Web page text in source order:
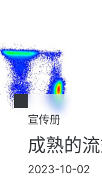
宣传册
成熟的
2023-10-02